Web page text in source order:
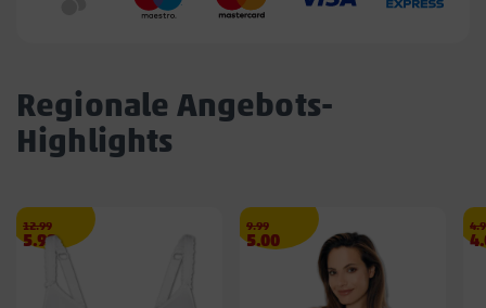
Regionale Angebots-
Highlights
Streichpreis
12.99€
Angebotspreis
5.99
5.99
Streichpreis
9.99€
Angebotspreis
5.00
5.00